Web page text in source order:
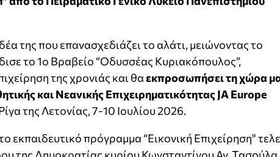
της που επανασχεδιάζει το αλάτι, μειώνοντας το
το 1ο Βραβείο “Οδυσσέας Κυριακόπουλος”,
της χρονιάς και θαεκπροσωπήσει τη χώρα
και Νεανικής Επιχειρηματικότητας JA Europe
της Λετονίας, 7-10 Ιουλίου 2026.
εκπαιδευτικό πρόγραμμα “Εικονική Επιχείρηση"